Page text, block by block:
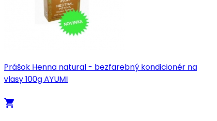
Prášok Henna natural - bezfarebný kondicionér na
vlasy 100g AYUMI
local_grocery_store